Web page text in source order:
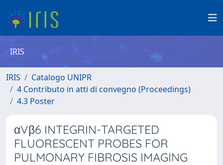
IRIS
IRIS
Catalogo UNIPR
4 Contributo in atti di convegno (Proceedings)
4.3 Poster
αVβ6 INTEGRIN-TARGETED
FLUORESCENT PROBES FOR
PULMONARY FIBROSIS IMAGING